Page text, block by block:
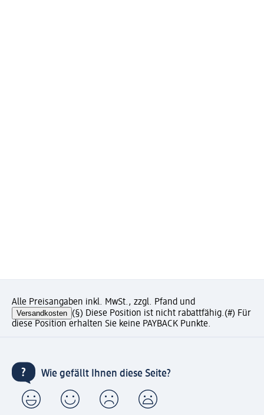
Alle Preisangaben inkl. MwSt., zzgl. Pfand und
Versandkosten (§) Diese Position ist nicht rabattfähig.(#) Für
diese Position erhalten Sie keine PAYBACK Punkte.
Wie gefällt Ihnen diese Seite?